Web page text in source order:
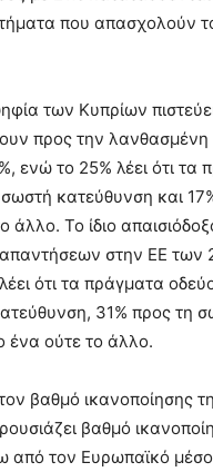
που απασχολούν
των Κυπρίων
προς την λανθασμένη
ενώ το 25% λέει ότι τα
κατεύθυνση και
άλλο. Το ίδιο
στην ΕΕ των
ότι τα πράγματα
31% προς τη
ένα ούτε το άλλο.
βαθμό ικανοποίησης
βαθμό
από τον Ευρωπαϊκό